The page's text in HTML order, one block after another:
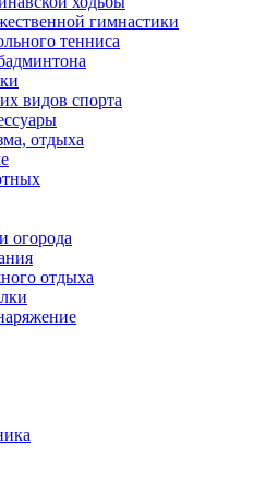
гимнастики
тенниса
видов спорта
отдыха
огорода
отдыха